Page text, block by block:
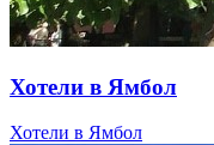
Хотели в Ямбол
Хотели в Ямбол